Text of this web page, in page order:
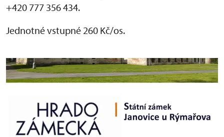
+420 777 356 434.
Jednotné vstupné 260 Kč/os.